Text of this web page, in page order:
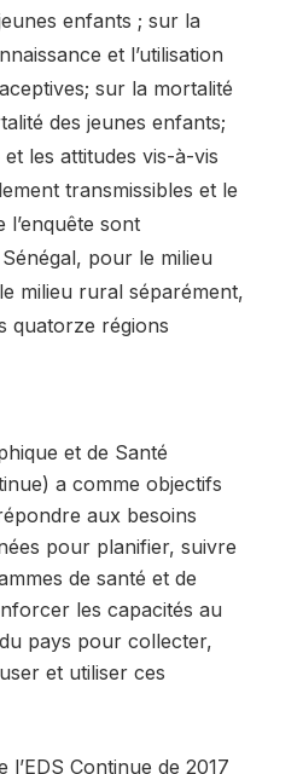
enfants ; sur la
et l’utilisation
sur la mortalité
des jeunes enfants;
les attitudes vis-à-vis
transmissibles et le
l’enquête sont
pour le milieu
milieu rural séparément,
quatorze régions
et de Santé
a comme objectifs
aux besoins
pour planifier, suivre
de santé et de
les capacités au
pays pour collecter,
et utiliser ces
l’EDS Continue de 2017